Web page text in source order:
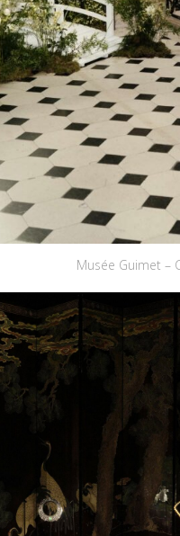
Musée Guimet –